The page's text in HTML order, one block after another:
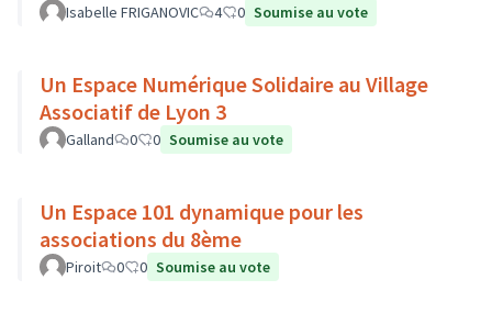
Isabelle FRIGANOVIC 4 0 Soumise au vote
Un Espace Numérique Solidaire au Village
Associatif de Lyon 3
Galland 0 0 Soumise au vote
Un Espace 101 dynamique pour les
associations du 8ème
Piroit 0 0 Soumise au vote